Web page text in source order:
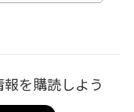
報を購読しよう